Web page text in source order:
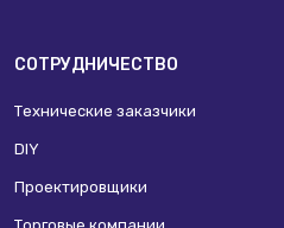
СОТРУДНИЧЕСТВО
Технические заказчики
DIY
Проектировщики